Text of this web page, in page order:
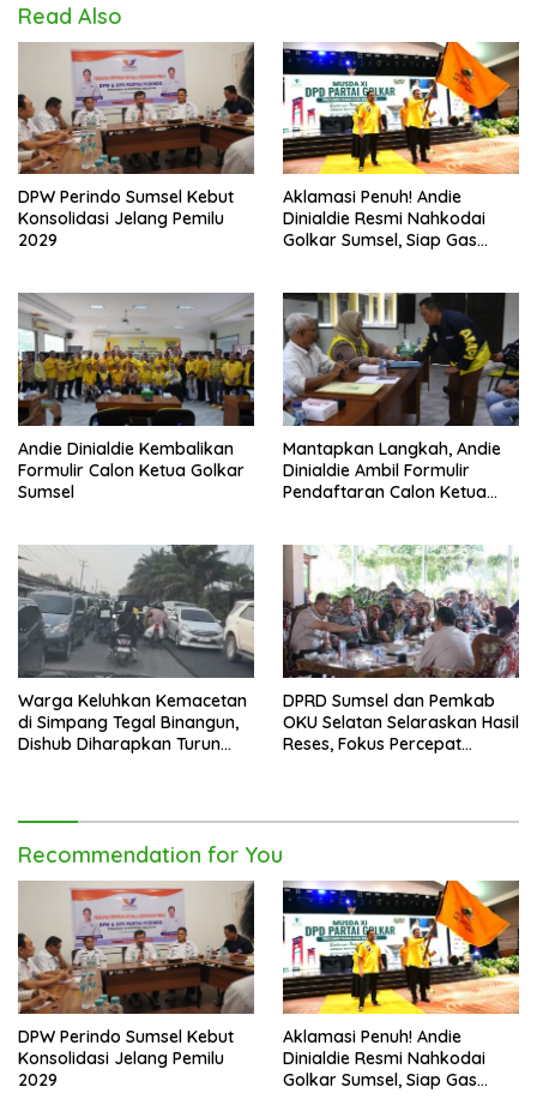
Read Also
DPW Perindo Sumsel Kebut
Konsolidasi Jelang Pemilu
2029
Aklamasi Penuh! Andie
Dinialdie Resmi Nahkodai
Golkar Sumsel, Siap Gas
Andie Dinialdie Kembalikan
Formulir Calon Ketua Golkar
Sumsel
Mantapkan Langkah, Andie
Dinialdie Ambil Formulir
Pendaftaran Calon Ketua
Warga Keluhkan Kemacetan
di Simpang Tegal Binangun,
Dishub Diharapkan Turun
DPRD Sumsel dan Pemkab
OKU Selatan Selaraskan Hasil
Reses, Fokus Percepat
Recommendation for You
DPW Perindo Sumsel Kebut
Konsolidasi Jelang Pemilu
2029
Aklamasi Penuh! Andie
Dinialdie Resmi Nahkodai
Golkar Sumsel, Siap Gas